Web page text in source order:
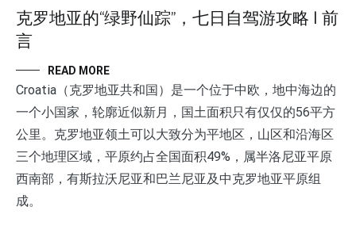
克罗地亚的“绿野仙踪”，七日自驾游攻略 | 前
言
READ MORE
Croatia（克罗地亚共和国）是一个位于中欧，地中海边的
一个小国家，轮廓近似新月，国土面积只有仅仅的56平方
公里。克罗地亚领土可以大致分为平地区，山区和沿海区
三个地理区域，平原约占全国面积49%，属半洛尼亚平原
西南部，有斯拉沃尼亚和巴兰尼亚及中克罗地亚平原组
成。